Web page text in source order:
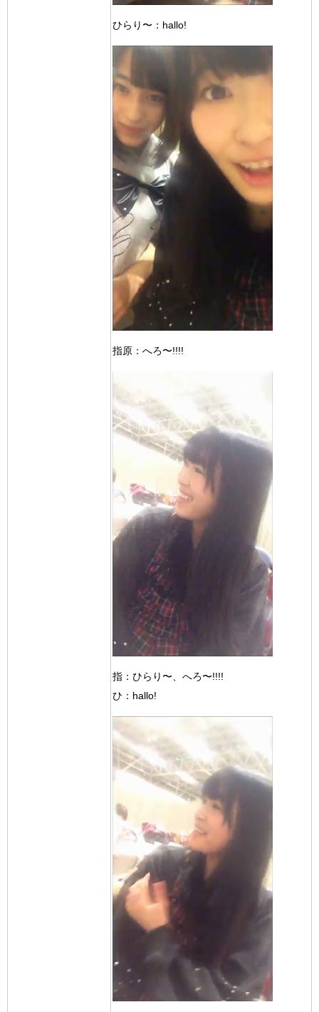
ひらり〜：hallo!
指原：へろ〜!!!!
指：ひらり〜、へろ〜!!!!
ひ：hallo!